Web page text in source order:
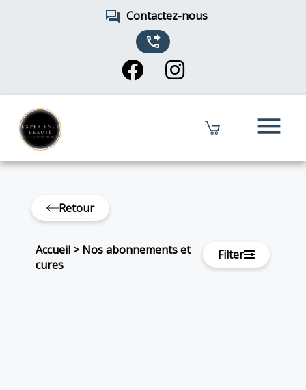
forum Contactez-nous
phone_forwarded
menu
Retour
Accueil >Nos abonnements et
cures
Filter